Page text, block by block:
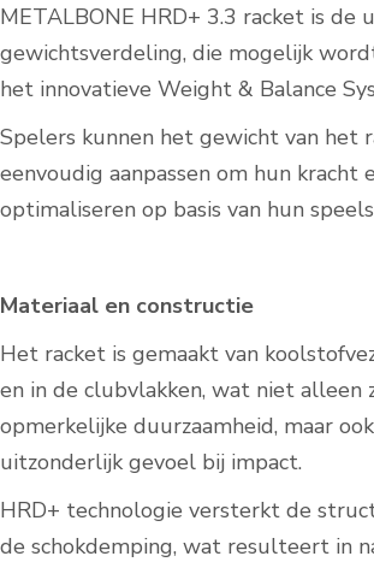
METALBONE HRD+ 3.3 racket is de
gewichtsverdeling, die mogelijk
het innovatieve Weight & Balance
Spelers kunnen het gewicht van het
eenvoudig aanpassen om hun kracht
optimaliseren op basis van hun
Materiaal en constructie
Het racket is gemaakt van
en in de clubvlakken, wat niet alleen
opmerkelijke duurzaamheid, maar
uitzonderlijk gevoel bij impact.
HRD+ technologie versterkt de
de schokdemping, wat resulteert in